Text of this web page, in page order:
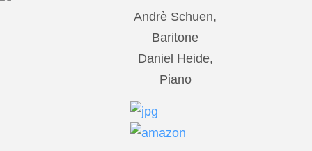
Andrè Schuen,
Baritone
Daniel Heide,
Piano